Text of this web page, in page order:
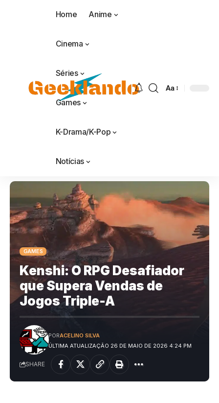
Home Anime
Cinema
Séries
Games
K-Drama/K-Pop
Notícias
Aa
GAMES
Kenshi: O RPG Desafiador
que Supera Vendas de
Jogos Triple-A
ÚLTIMA ATUALIZAÇÃO 26 DE MAIO DE 2026 4:24 PM
PORACELINO SILVA
SHARE